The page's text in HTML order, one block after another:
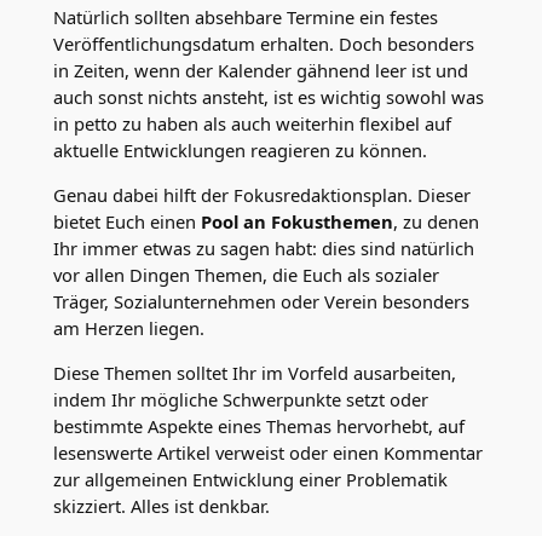
Natürlich sollten absehbare Termine ein festes
Veröffentlichungsdatum erhalten. Doch besonders
in Zeiten, wenn der Kalender gähnend leer ist und
auch sonst nichts ansteht, ist es wichtig sowohl was
in petto zu haben als auch weiterhin flexibel auf
aktuelle Entwicklungen reagieren zu können.
Genau dabei hilft der Fokusredaktionsplan. Dieser
bietet Euch einen Pool an Fokusthemen, zu denen
Ihr immer etwas zu sagen habt: dies sind natürlich
vor allen Dingen Themen, die Euch als sozialer
Träger, Sozialunternehmen oder Verein besonders
am Herzen liegen.
Diese Themen solltet Ihr im Vorfeld ausarbeiten,
indem Ihr mögliche Schwerpunkte setzt oder
bestimmte Aspekte eines Themas hervorhebt, auf
lesenswerte Artikel verweist oder einen Kommentar
zur allgemeinen Entwicklung einer Problematik
skizziert. Alles ist denkbar.